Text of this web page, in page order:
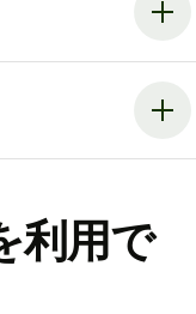
利用で